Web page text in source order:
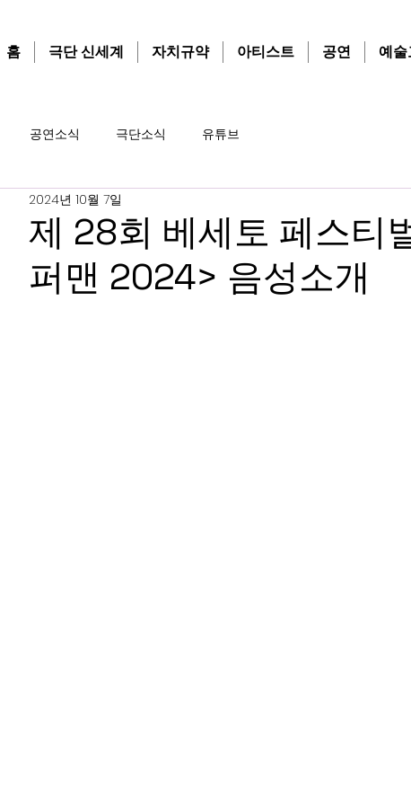
홈 극단 신세계 자치규약 아티스트 공연 예
공연소식 극단소식 유튜브
제 28회 베세토 페스티
퍼맨 2024> 음성소개
2024년 10월 7일